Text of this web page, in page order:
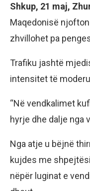
Shkup, 21 maj,
Maqedonisë
zhvillohet pa
Trafiku jashtë
intensitet të
“Në vendkalimet
hyrje dhe dalje nga
Nga atje u bëjnë
kujdes me
nëpër luginat e